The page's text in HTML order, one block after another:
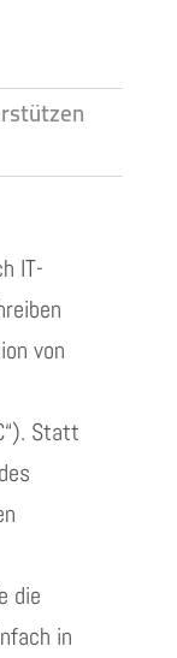
IT-
von
Statt
die
in